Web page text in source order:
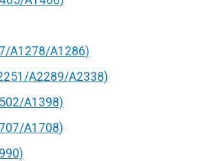
A1278/A1286)
A2289/A2338)
A1398)
A1708)